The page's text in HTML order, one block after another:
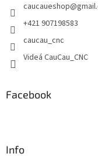
caucaueshop@
+421 907198583
caucau_cnc
Videá CauCau_CNC
Facebook
Info